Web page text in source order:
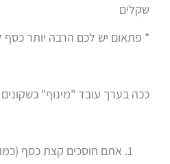
שקלים
* פתאום יש לכם הרבה יותר כסף
ככה בערך עובד "מינוף"
אתם חוסכים קצת כסף